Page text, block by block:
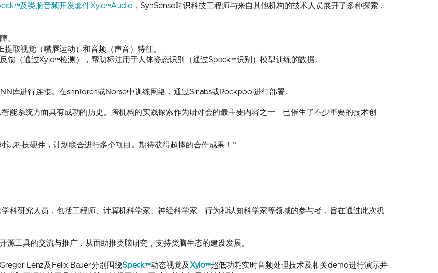
及类脑音频开发套件Xylo™Audio ，SynSense时识科技工程师与来自其他机构的技术人员展开了多种探索，
。
取视觉（嘴唇运动）和音频（声音）特征。
馈（通过Xylo™检测），帮助标注用于人体姿态识别（通过Speck™识别）模型训练的数据。
库进行连接。在snnTorch或Norse中训练网络，通过Sinabs或Rockpool进行部署。
能系统方面具有成功的历史。跨机构的实践探索作为研讨会的最主要内容之一，已催生了不少重要的技术创
识科技硬件，计划联合进行多个项目。期待获得超棒的合作成果！”
科研究人员，包括工程师、计算机科学家、神经科学家、行为和认知科学家等领域的参与者，旨在通过此次机
源工具的交流与推广，从而助推类脑研究，支持类脑生态的建设发展。
Lenz及Felix Bauer分别围绕Speck™动态视觉及Xylo™超低功耗实时音频处理技术及相关demo进行演示并